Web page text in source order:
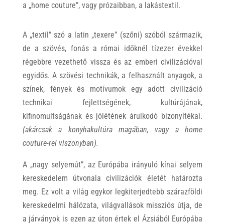
a „home couture”, vagy prózaibban, a lakástextil.
A „textil” szó a latin „texere” (szőni) szóból származik,
de a szövés, fonás a római időknél tízezer évekkel
régebbre vezethető vissza és az emberi civilizációval
egyidős. A szövési technikák, a felhasznált anyagok, a
színek, fények és motívumok egy adott civilizáció
technikai fejlettségének, kultúrájának,
kifinomultságának és jólétének árulkodó bizonyítékai.
(akárcsak a konyhakultúra magában, vagy a home
couture-rel viszonyban).
A „nagy selyemút”, az Európába irányuló kínai selyem
kereskedelem útvonala civilizációk életét határozta
meg. Ez volt a világ egykor legkiterjedtebb szárazföldi
kereskedelmi hálózata, világvallások missziós útja, de
a járványok is ezen az úton értek el Ázsiából Európába